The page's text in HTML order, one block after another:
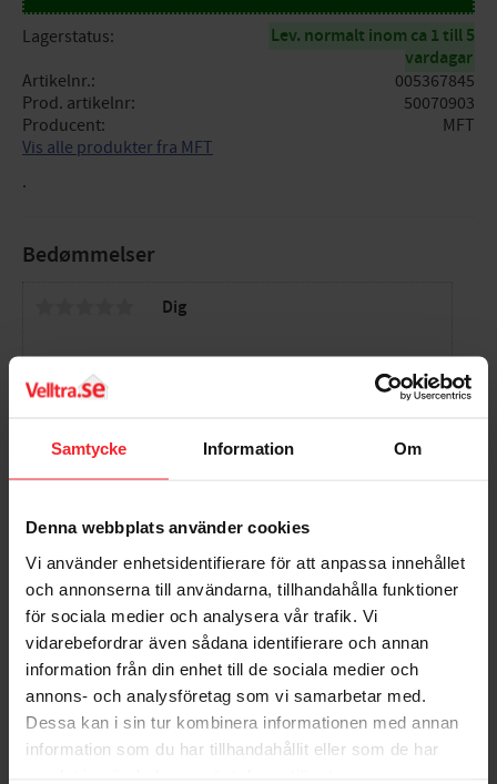
Samtycke Information Om
Denna webbplats använder cookies
Vi använder enhetsidentifierare för att anpassa innehållet
och annonserna till användarna, tillhandahålla funktioner
för sociala medier och analysera vår trafik. Vi
vidarebefordrar även sådana identifierare och annan
information från din enhet till de sociala medier och
annons- och analysföretag som vi samarbetar med.
Dessa kan i sin tur kombinera informationen med annan
information som du har tillhandahållit eller som de har
Lagerstatus
Lev. normalt inom ca 1 till 5
vardagar
Artikelnr.
005367845
Prod. artikelnr
50070903
Producent
MFT
Vis alle produkter fra MFT
.
Bedømmelser
Dig
Populära produkter